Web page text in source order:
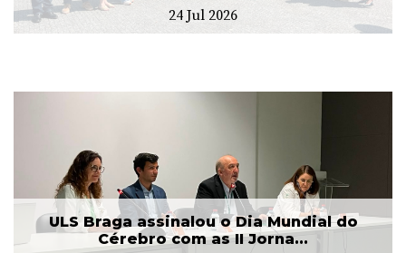
24 Jul 2026
ULS Braga assinalou o Dia Mundial do
Cérebro com as II Jorna...